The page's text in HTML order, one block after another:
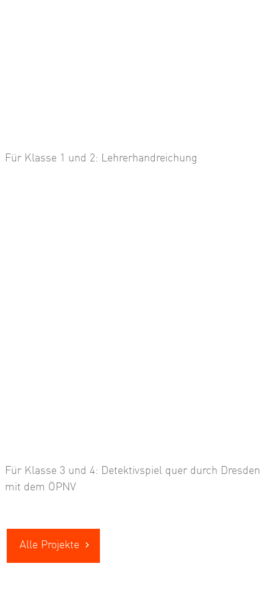
Für Klasse 1 und 2: Lehrerhandreichung
Für Klasse 3 und 4: Detektivspiel quer durch Dresden
mit dem ÖPNV
Alle Projekte